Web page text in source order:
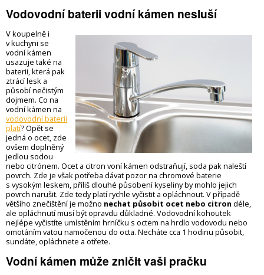
Vodovodní baterii vodní kámen nesluší
V koupelně i
v kuchyni se
vodní kámen
usazuje také na
baterii, která pak
ztrácí lesk a
působí nečistým
dojmem. Co na
vodní kámen na
vodovodní baterii
platí? Opět se
jedná o ocet, zde
ovšem doplněný
jedlou sodou
nebo citrónem. Ocet a citron voní kámen odstraňují, soda pak naleští
povrch. Zde je však potřeba dávat pozor na chromové baterie
s vysokým leskem, příliš dlouhé působení kyseliny by mohlo jejich
povrch narušit. Zde tedy platí rychle vyčistit a opláchnout. V případě
většího znečištění je možno nechat působit ocet nebo citron déle,
ale opláchnutí musí být opravdu důkladné. Vodovodní kohoutek
nejlépe vyčistíte umístěním hrníčku s octem na hrdlo vodovodu nebo
omotáním vatou namočenou do octa. Necháte cca 1 hodinu působit,
sundáte, opláchnete a otřete.
Vodní kámen může zničit vaši pračku